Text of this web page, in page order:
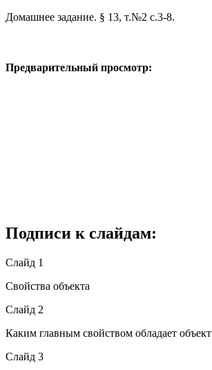
Домашнее задание. § 13, т.№2 с.3-8.
Предварительный просмотр:
Подписи к слайдам:
Слайд 1
Свойства объекта
Слайд 2
Каким главным свойством обладает объект
Слайд 3